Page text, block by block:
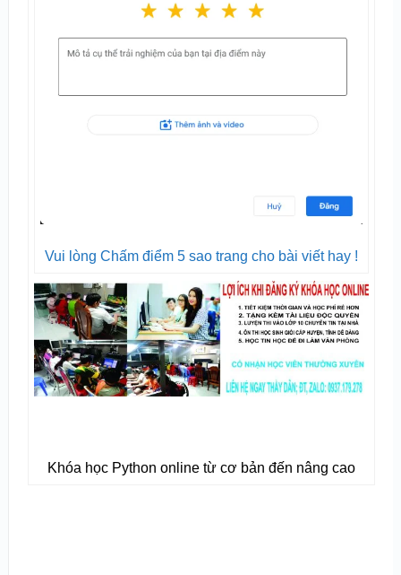
Vui lòng Chấm điểm 5 sao trang cho bài viết hay !
Khóa học Python online từ cơ bản đến nâng cao